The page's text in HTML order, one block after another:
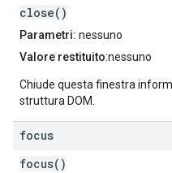
close()
Parametri: nessuno
Valore restituito:nessuno
Chiude questa finestra
struttura DOM.
focus
focus()